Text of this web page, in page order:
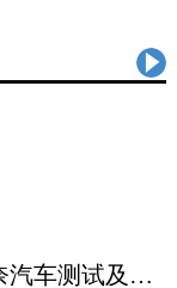
印度金奈汽车测试及质量监控展览会 Automotive Testing Expo